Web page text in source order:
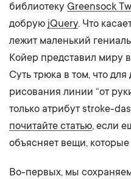
библиотеку Greensock
добрую jQuery. Что
лежит маленький
Койер представил миру в
Суть трюка в том, что
рисования линии “от
только атрибут stroke-
почитайте статью, если
объясняет вещи,
Во-первых, мы